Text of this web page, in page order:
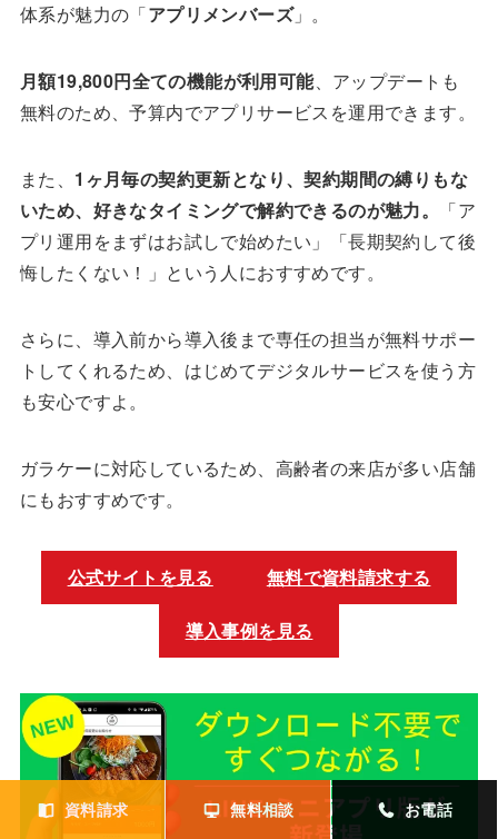
体系が魅力の「アプリメンバーズ」。
月額19,800円全ての機能が利用可能、アップデートも
無料のため、予算内でアプリサービスを運用できます。
また、 1ヶ月毎の契約更新となり、契約期間の縛りもな
いため、好きなタイミングで解約できるのが魅力。
「ア
プリ運用をまずはお試しで始めたい」「長期契約して後
悔したくない！」という人におすすめです。
さらに、導入前から導入後まで専任の担当が無料サポー
トしてくれるため、はじめてデジタルサービスを使う方
も安心ですよ。
ガラケーに対応しているため、高齢者の来店が多い店舗
にもおすすめです。
公式サイトを見る 無料で資料請求する
導入事例を見る
資料請求 無料相談 お電話